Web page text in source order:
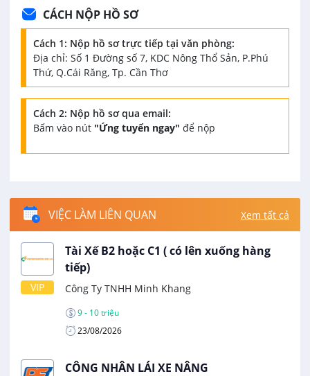
CÁCH NỘP HỒ SƠ
Cách 1: Nộp hồ sơ trực tiếp tại văn phòng:
Địa chỉ: Số 1 Đường số 7, KDC Nông Thổ Sản, P.Phú
Thứ, Q.Cái Răng, Tp. Cần Thơ
Cách 2: Nộp hồ sơ qua email:
Bấm vào nút "Ứng tuyển ngay" để nộp
VIỆC LÀM LIÊN QUAN Xem tất cả
VIP
Tài Xế B2 hoặc C1 ( có lên xuống hàng
tiếp)
Công Ty TNHH Minh Khang
9 - 10 triệu
23/08/2026
CÔNG NHÂN LÁI XE NÂNG